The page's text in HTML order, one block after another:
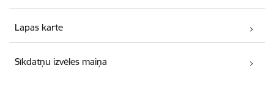
Lapas karte
Sīkdatņu izvēles maiņa